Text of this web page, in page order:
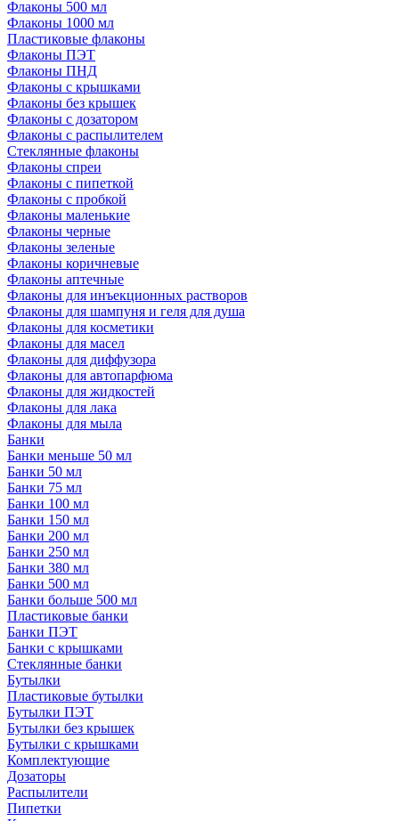
Флаконы 500 мл
Флаконы 1000 мл
Пластиковые флаконы
Флаконы ПЭТ
Флаконы ПНД
Флаконы с крышками
Флаконы без крышек
Флаконы с дозатором
Флаконы с распылителем
Стеклянные флаконы
Флаконы cпреи
Флаконы с пипеткой
Флаконы с пробкой
Флаконы маленькие
Флаконы черные
Флаконы зеленые
Флаконы коричневые
Флаконы аптечные
Флаконы для инъекционных растворов
Флаконы для шампуня и геля для душа
Флаконы для косметики
Флаконы для масел
Флаконы для диффузора
Флаконы для автопарфюма
Флаконы для жидкостей
Флаконы для лака
Флаконы для мыла
Банки
Банки меньше 50 мл
Банки 50 мл
Банки 75 мл
Банки 100 мл
Банки 150 мл
Банки 200 мл
Банки 250 мл
Банки 380 мл
Банки 500 мл
Банки больше 500 мл
Пластиковые банки
Банки ПЭТ
Банки с крышками
Стеклянные банки
Бутылки
Пластиковые бутылки
Бутылки ПЭТ
Бутылки без крышек
Бутылки с крышками
Комплектующие
Дозаторы
Распылители
Пипетки